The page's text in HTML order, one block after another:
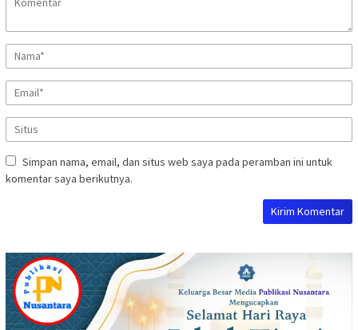
Simpan nama, email, dan situs web saya pada peramban ini untuk
komentar saya berikutnya.